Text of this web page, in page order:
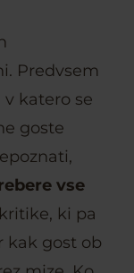
Predvsem
katero se
goste
vse
ki pa
kak gost ob